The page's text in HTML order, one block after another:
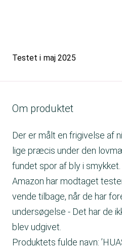
Testet i maj 2025
Om produktet
Der er målt en frigivelse af
lige præcis under den
fundet spor af bly i smykket.
Amazon har modtaget
vende tilbage, når de har
undersøgelse - Det har de
blev udgivet.
Produktets fulde navn: